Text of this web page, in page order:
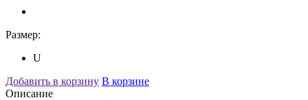
Размер:
U
Добавить в корзину В корзине
Описание